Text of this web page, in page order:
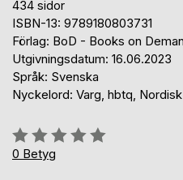
434 sidor
ISBN-13: 9789180803731
Förlag: BoD - Books on
Utgivningsdatum: 16.06.2023
Språk: Svenska
Nyckelord: Varg, hbtq,
Betyg::
0%
0 Betyg